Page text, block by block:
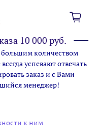
10 000 руб.
большим количеством
успевают отвечать
заказ и с Вами
менеджер!
к ним